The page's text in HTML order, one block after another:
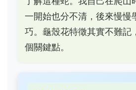
一開始也分不清，後來慢慢
巧。龜殼花特徵其實不難記
個關鍵點。